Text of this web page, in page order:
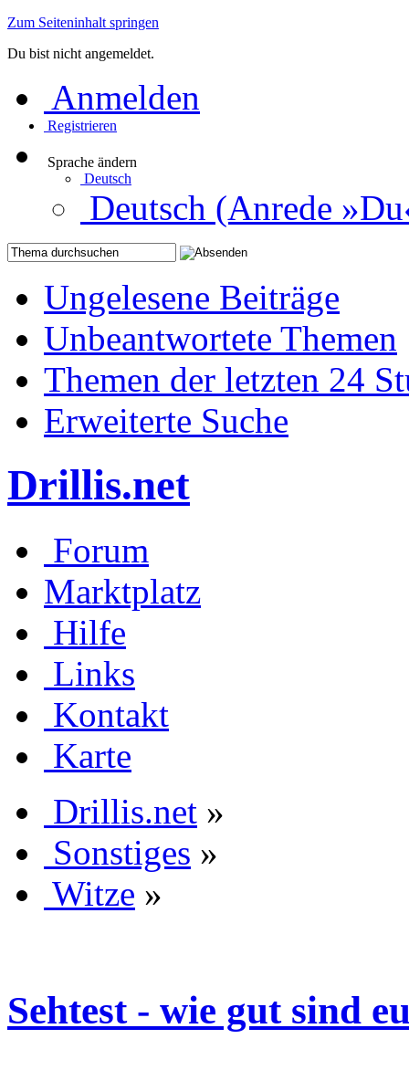
Zum Seiteninhalt springen
Du bist nicht angemeldet.
Anmelden
Registrieren
Sprache ändern
Deutsch
Deutsch (Anrede
Ungelesene Beiträge
Unbeantwortete Themen
Themen der letzten 24
Erweiterte Suche
Drillis.net
Forum
Marktplatz
Hilfe
Links
Kontakt
Karte
Drillis.net »
Sonstiges »
Witze »
Sehtest - wie gut sind